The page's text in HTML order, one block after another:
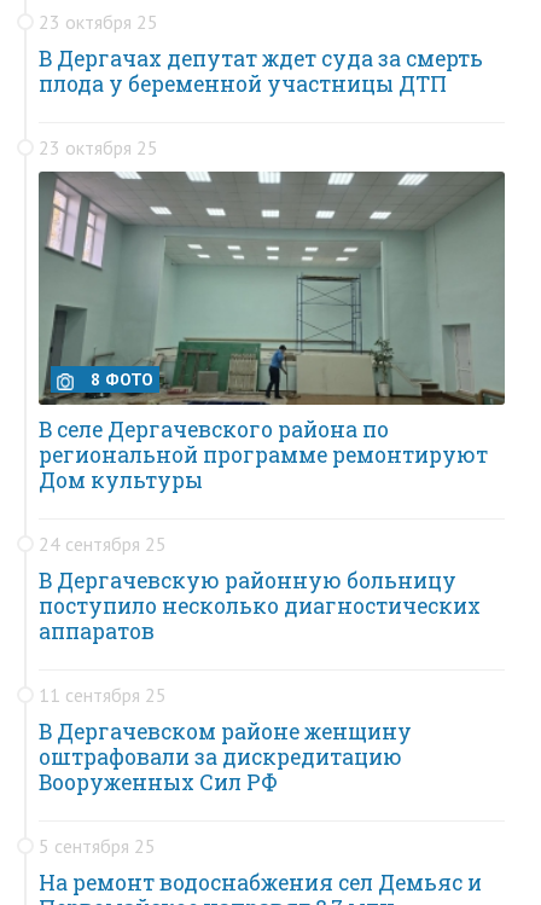
23 октября 25
В Дергачах депутат ждет суда за смерть
плода у беременной участницы ДТП
23 октября 25
8 ФОТО
В селе Дергачевского района по
региональной программе ремонтируют
Дом культуры
24 сентября 25
В Дергачевскую районную больницу
поступило несколько диагностических
аппаратов
11 сентября 25
В Дергачевском районе женщину
оштрафовали за дискредитацию
Вооруженных Сил РФ
5 сентября 25
На ремонт водоснабжения сел Демьяс и